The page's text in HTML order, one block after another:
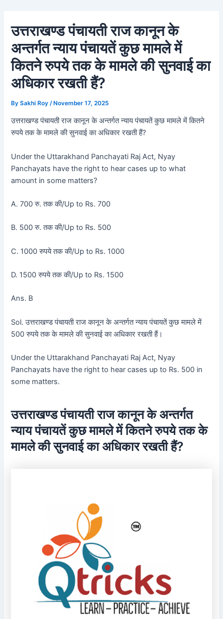
content
उत्तराखण्ड पंचायती राज कानून के
अन्तर्गत न्याय पंचायतें कुछ मामले में
कितने रुपये तक के मामले की सुनवाई का
अधिकार रखती हैं?
BySakhi Roy /November 17, 2025
उत्तराखण्ड पंचायती राज कानून के अन्तर्गत न्याय पंचायतें कुछ मामले में कितने
रुपये तक के मामले की सुनवाई का अधिकार रखती हैं?
Under the Uttarakhand Panchayati Raj Act, Nyay
Panchayats have the right to hear cases up to what
amount in some matters?
A. 700 रु. तक की/Up to Rs. 700
B. 500 रु. तक की/Up to Rs. 500
C. 1000 रुपये तक की/Up to Rs. 1000
D. 1500 रुपये तक की/Up to Rs. 1500
Ans. B
Sol. उत्तराखण्ड पंचायती राज कानून के अन्तर्गत न्याय पंचायतें कुछ मामले में
500 रुपये तक के मामले की सुनवाई का अधिकार रखती हैं।
Under the Uttarakhand Panchayati Raj Act, Nyay
Panchayats have the right to hear cases up to Rs. 500 in
some matters.
उत्तराखण्ड पंचायती राज कानून के अन्तर्गत
न्याय पंचायतें कुछ मामले में कितने रुपये तक के
मामले की सुनवाई का अधिकार रखती हैं?